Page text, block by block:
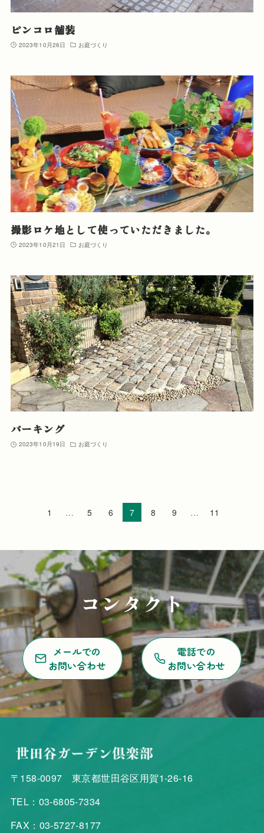
ピンコロ舗装
2023年10月26日 お庭づくり
撮影ロケ地として使っていただきました。
2023年10月21日 お庭づくり
パーキング
2023年10月19日 お庭づくり
1 … 5 6 7 8 9 … 11
コンタクト
メールでの
お問い合わせ
電話での
お問い合わせ
〒158-0097 東京都世田谷区用賀1-26-16
TEL：03-6805-7334
FAX：03-5727-8177